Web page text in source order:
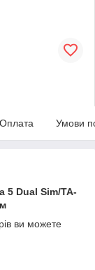
Оплата Умови
5 Dual Sim/TA-
ви можете